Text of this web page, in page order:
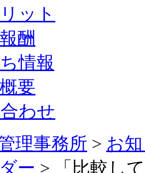
ット
酬
情報
要
わせ
理事務所 > お
ー >
「比較し